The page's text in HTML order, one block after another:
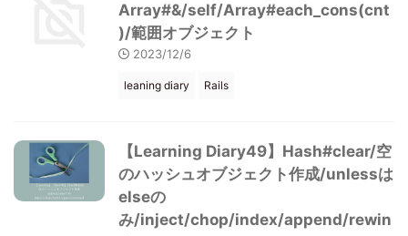
Array#&/self/Array#each_cons(cnt
)/範囲オブジェクト
2023/12/6
leaning diary Rails
【Learning Diary49】Hash#clear/空
のハッシュオブジェクト作成/unlessは
elseの
み/inject/chop/index/append/rewin